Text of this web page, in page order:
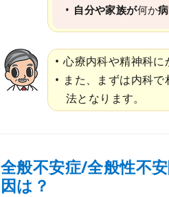
自分や家族が何か
心療内科や精神科に
また、まずは内科
法となります。
全般不安症/全般性不
因は？